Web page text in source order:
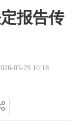
报告传
05-29 10:18